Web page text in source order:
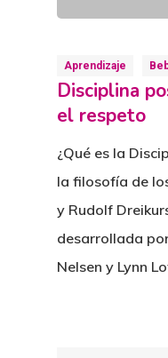
Aprendizaje
Disciplina
el respeto
¿Qué es la
la filosofía de
y Rudolf
desarrollada
Nelsen y Lynn